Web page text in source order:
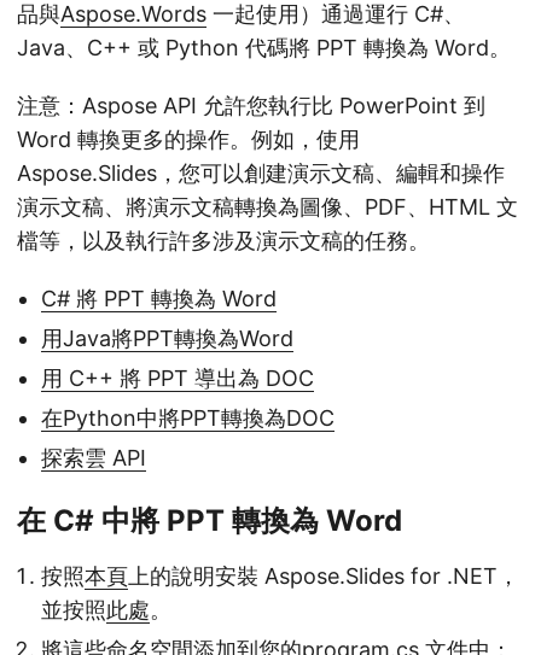
品與Aspose.Words 一起使用）通過運行 C#、
Java、C++ 或 Python 代碼將 PPT 轉換為 Word。
注意：Aspose API 允許您執行比 PowerPoint 到
Word 轉換更多的操作。例如，使用
Aspose.Slides，您可以創建演示文稿、編輯和操作
演示文稿、將演示文稿轉換為圖像、PDF、HTML 文
檔等，以及執行許多涉及演示文稿的任務。
C# 將 PPT 轉換為 Word
用Java將PPT轉換為Word
用 C++ 將 PPT 導出為 DOC
在Python中將PPT轉換為DOC
探索雲 API
在 C# 中將 PPT 轉換為 Word
按照本頁 上的說明安裝 Aspose.Slides for .NET，
並按照此處。
將這些命名空間添加到您的program.cs 文件中：